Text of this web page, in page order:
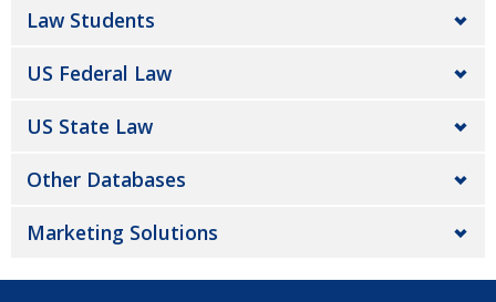
Law Students
US Federal Law
US State Law
Other Databases
Marketing Solutions